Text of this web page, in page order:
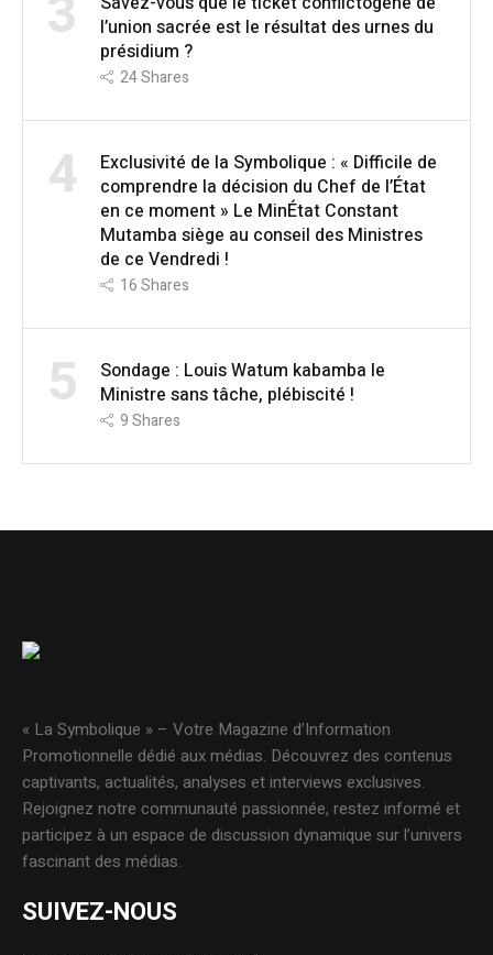
l’union sacrée est le résultat des urnes du
présidium ?
24Shares
4
Exclusivité de la Symbolique : « Difficile de
comprendre la décision du Chef de l’État
en ce moment » Le MinÉtat Constant
Mutamba siège au conseil des Ministres
de ce Vendredi !
16Shares
5
Sondage : Louis Watum kabamba le
Ministre sans tâche, plébiscité !
9Shares
« La Symbolique » – Votre Magazine d’Information
Promotionnelle dédié aux médias. Découvrez des contenus
captivants, actualités, analyses et interviews exclusives.
Rejoignez notre communauté passionnée, restez informé et
participez à un espace de discussion dynamique sur l’univers
fascinant des médias.
SUIVEZ-NOUS